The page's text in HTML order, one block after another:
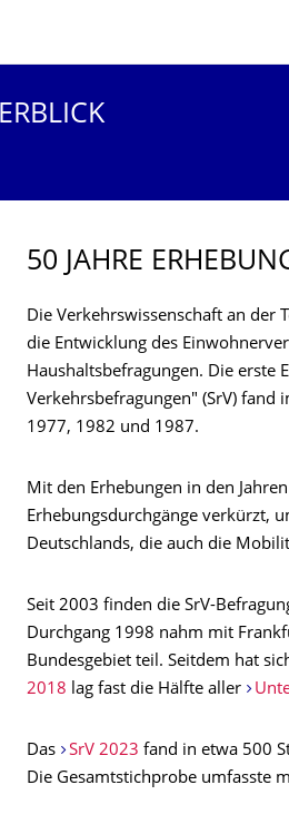
50 JAHRE
Die Verkehrswissenschaft an der
die Entwicklung des
Haushaltsbefragungen. Die erste
Verkehrsbefragungen" (SrV) fand
1977, 1982 und 1987.
Mit den Erhebungen in den
Erhebungsdurchgänge verkürzt,
Deutschlands, die auch die
Seit 2003 finden die SrV-
Durchgang 1998 nahm mit
Bundesgebiet teil. Seitdem hat
2018 lag fast die Hälfte aller
Das SrV 2023 fand in etwa 500
Die Gesamtstichprobe umfasste